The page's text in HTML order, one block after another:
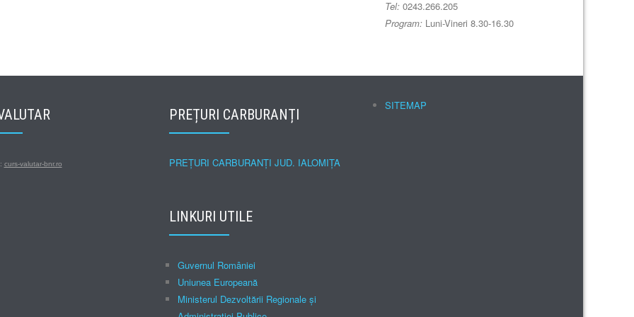
Tel:0243.266.205
Program:Luni-Vineri 8.30-16.30
curs-valutar-bnr.ro
PREȚURI CARBURANȚI
PREȚURI CARBURANȚI JUD. IALOMIȚA
LINKURI UTILE
Guvernul României
Uniunea Europeană
Ministerul Dezvoltării Regionale şi
SITEMAP